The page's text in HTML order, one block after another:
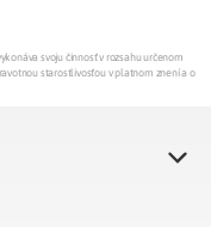
svoju činnosť v rozsahu určenom
starostlivosťou v platnom znení a o